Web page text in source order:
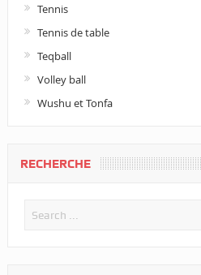
Tennis
Tennis de table
Teqball
Volley ball
Wushu et Tonfa
RECHERCHE